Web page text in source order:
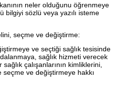
neler olduğunu öğrenmeye
bilgiyi sözlü veya yazılı isteme
seçme ve değiştirme:
ve seçtiği sağlık tesisinde
sağlık hizmeti verecek
çalışanlarının kimliklerini,
seçme ve değiştirmeye hakkı